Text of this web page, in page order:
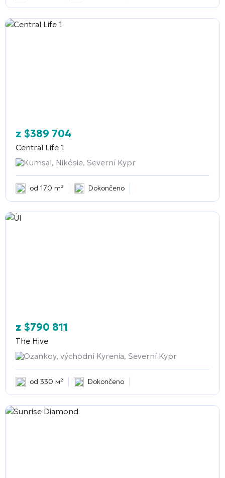
z $389 704
Central Life 1
Kumsal, Nikósie, Severní Kypr
od 170 m² Dokončeno
z $790 811
The Hive
Ozankoy, východní Kyrenia, Severní Kypr
od 330 м² Dokončeno